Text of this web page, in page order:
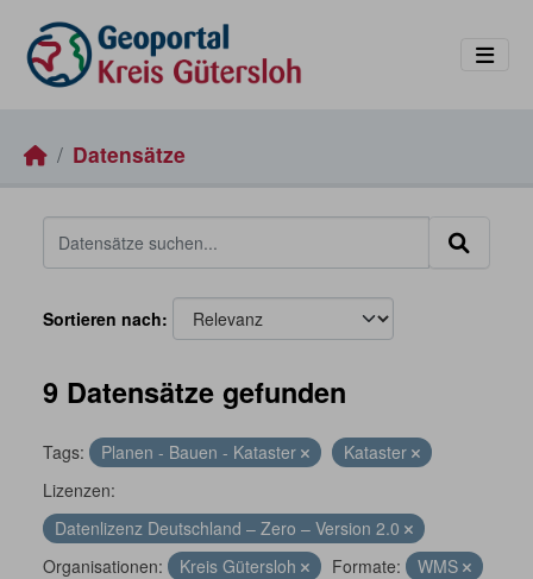
Datensätze
Sortieren nach
9 Datensätze gefunden
Tags: Planen - Bauen - Kataster
Kataster
Lizenzen:
Datenlizenz Deutschland – Zero – Version 2.0
Organisationen:
Kreis Gütersloh Formate:
WMS